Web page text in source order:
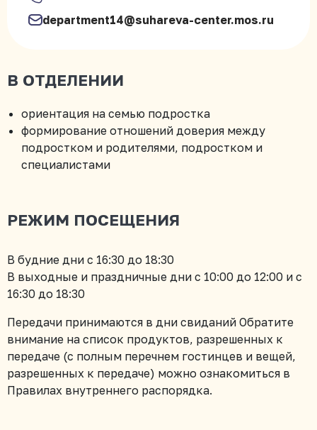
department14@suhareva-center.mos.ru
В ОТДЕЛЕНИИ
ориентация на семью подростка
формирование отношений доверия между
подростком и родителями, подростком и
специалистами
РЕЖИМ ПОСЕЩЕНИЯ
В будние дни с 16:30 до 18:30
В выходные и праздничные дни с 10:00 до 12:00 и с
16:30 до 18:30
Передачи принимаются в дни свиданий Обратите
внимание на список продуктов, разрешенных к
передаче (с полным перечнем гостинцев и вещей,
разрешенных к передаче) можно ознакомиться в
Правилах внутреннего распорядка.